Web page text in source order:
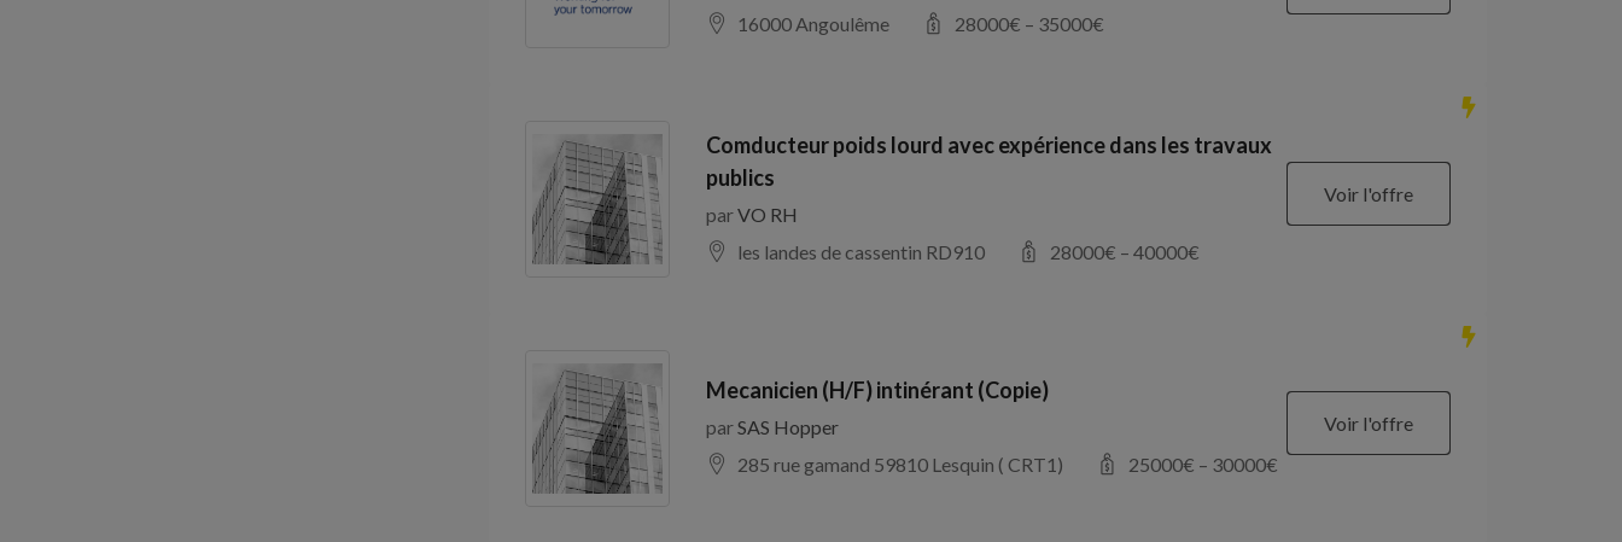
16000 Angoulême
28000€ – 35000€
Comducteur poids lourd avec expérience dans les travaux
publics
parVO RH
les landes de cassentin RD910
28000€ – 40000€
Voir l'offre
Mecanicien (H/F) intinérant (Copie)
parSAS Hopper
285 rue gamand 59810 Lesquin ( CRT1)
25000€ – 30000€
Voir l'offre